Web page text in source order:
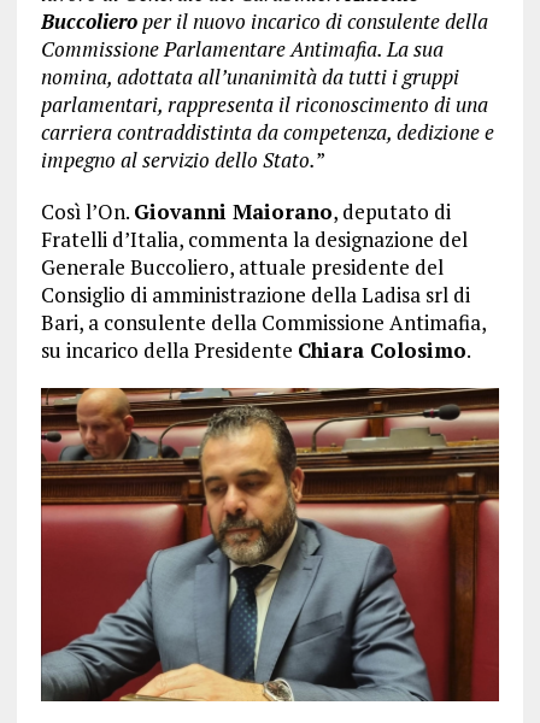
Buccolieroper il nuovo incarico di consulente della
Commissione Parlamentare Antimafia. La sua
nomina, adottata all’unanimità da tutti i gruppi
parlamentari, rappresenta il riconoscimento di una
carriera contraddistinta da competenza, dedizione e
impegno al servizio dello Stato.”
Così l’On. Giovanni Maiorano, deputato di
Fratelli d’Italia, commenta la designazione del
Generale Buccoliero, attuale presidente del
Consiglio di amministrazione della Ladisa srl di
Bari, a consulente della Commissione Antimafia,
su incarico della Presidente Chiara Colosimo.